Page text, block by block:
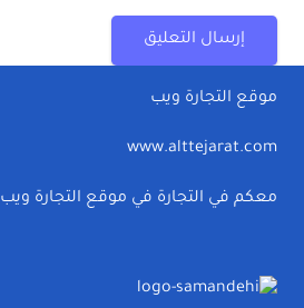
إرسال التعليق
موقع التجارة ويب
www.alttejarat.com
معكم في التجارة في موقع التجارة ويب